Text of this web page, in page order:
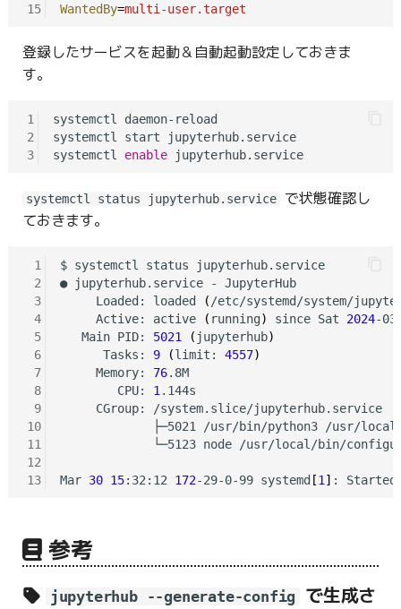
15 WantedBy=multi-user.target
登録したサービスを起動＆自動起動設定しておきま
す。
1
2
3
systemctl daemon-reload
systemctl start jupyterhub.service
systemctl enable
systemctl status jupyterhub.service
で状態確認し
ておきます。
1
2
3
4
5
6
7
8
9
10
11
12
13
$ systemctl status jupyterhub.service
● jupyterhub.service - JupyterHub
     Loaded: loaded
( /etc/systemd/system/
     Active: active
( running) since Sat 2024-
   Main PID:
5021 ( jupyterhub)
      Tasks:
9 (limit: 4557)
     Memory:
76.8M
        CPU:
1 .144s
     CGroup: /system.slice/jupyterhub.service
├─5021 /usr/bin/python3 /usr/
└─5123 node /usr/local/bin/
Mar 30 15:32:12 172-29-0-99 systemd[1 ]
参考
jupyterhub --generate-config
で生成さ